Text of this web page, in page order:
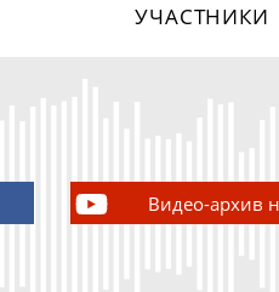
УЧАСТНИКИ
Видео-архив